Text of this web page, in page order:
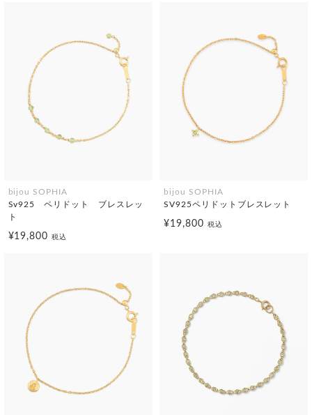
bijou SOPHIA
Sv925 ペリドット ブレスレッ
ト
¥19,800税込
bijou SOPHIA
SV925ペリドットブレスレット
¥19,800 税込